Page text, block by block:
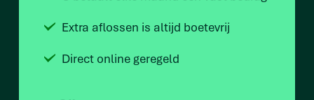
Extra aflossen is altijd boetevrij
Direct online geregeld